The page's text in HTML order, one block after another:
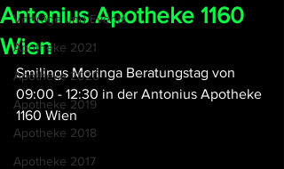
Vorträge und Events
Apotheke 2021
Apotheke 2020
Apotheke 2019
Apotheke 2018
Apotheke 2017
Antonius Apotheke 1160
Wien
Smilings Moringa Beratungstag von
09:00 - 12:30 in der Antonius Apotheke
1160 Wien